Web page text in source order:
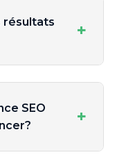
résultats
+
SEO
+